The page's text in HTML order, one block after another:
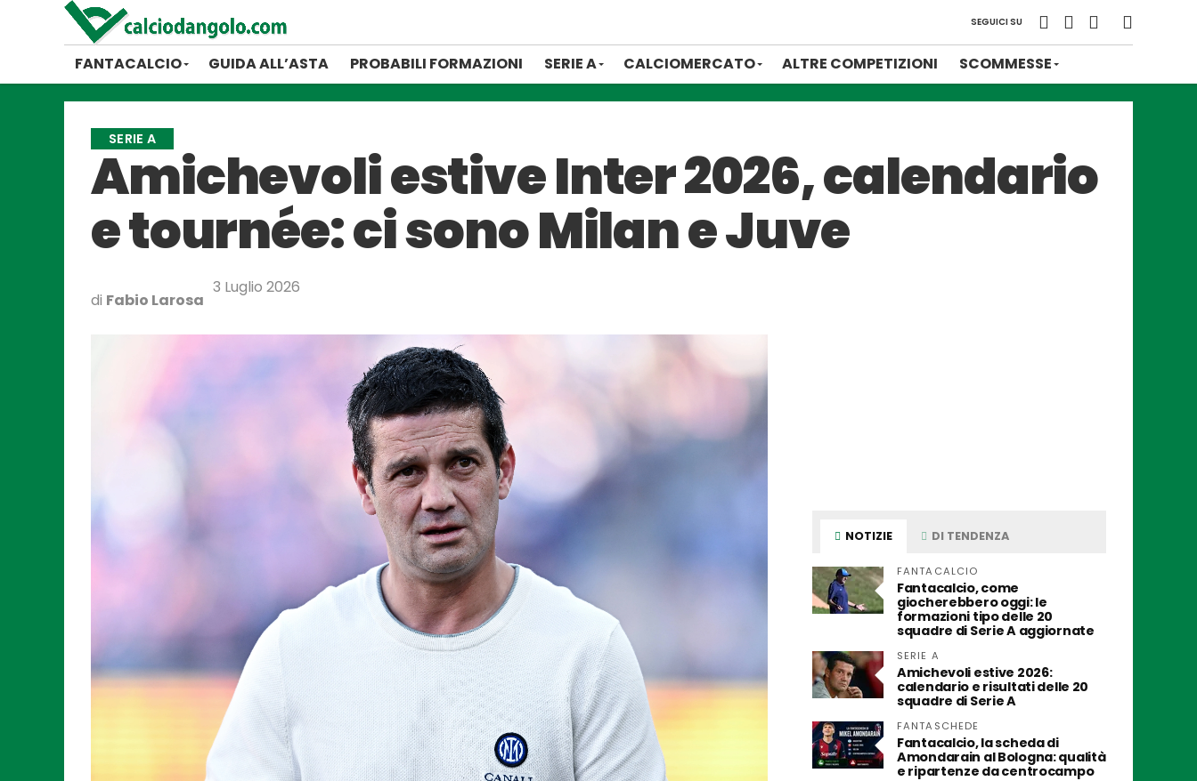
SEGUICI SU
FANTACALCIO GUIDA ALL’ASTA PROBABILI FORMAZIONI SERIE A CALCIOMERCATO ALTRE COMPETIZIONI SCOMMESSE
SERIE A
Amichevoli estive Inter 2026, calendario
e tournée: ci sono Milan e Juve
di Fabio Larosa
3 Luglio 2026
NOTIZIE DI TENDENZA
FANTACALCIO
Fantacalcio, come
giocherebbero oggi: le
formazioni tipo delle 20
squadre di Serie A aggiornate
SERIE A
Amichevoli estive 2026:
calendario e risultati delle 20
squadre di Serie A
FANTASCHEDE
Fantacalcio, la scheda di
Amondarain al Bologna: qualità
e ripartenze da centrocampo